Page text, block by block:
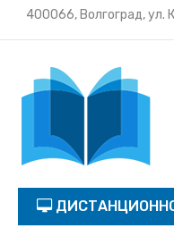
400066, Волгоград, ул.